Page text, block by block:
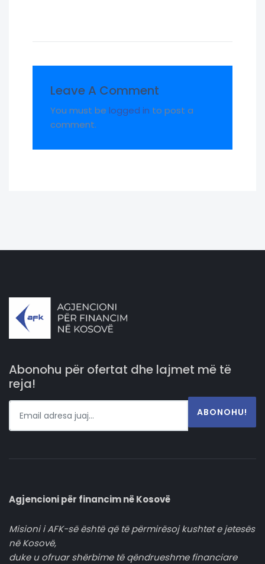
Leave A Comment
You must be logged in to post a
comment.
Abonohu për ofertat dhe lajmet më të
reja!
ABONOHU!
Agjencioni për financim në Kosovë
Misioni i AFK-së është që të përmirësoj kushtet e jetesës
në Kosovë,
duke u ofruar shërbime të qëndrueshme financiare